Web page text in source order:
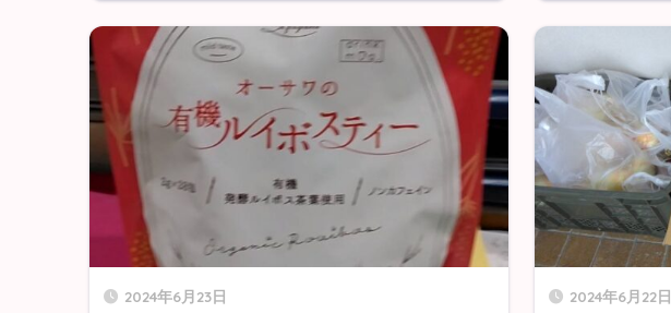
2024年6月23日 2024年6月22日